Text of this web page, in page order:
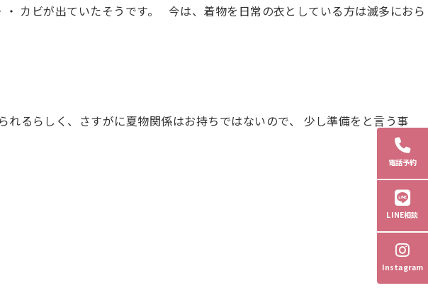
電話予約
LINE相談
Instagram
カビが出ていたそうです。 今は、着物を日常の衣としている方は滅多におら
るらしく、さすがに夏物関係はお持ちではないので、 少し準備をと言う事